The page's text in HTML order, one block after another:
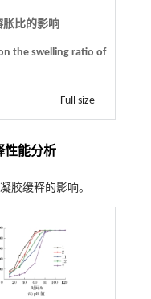
胀比的影响
the swelling ratio of
Full size
性能分析
胶缓释的影响。